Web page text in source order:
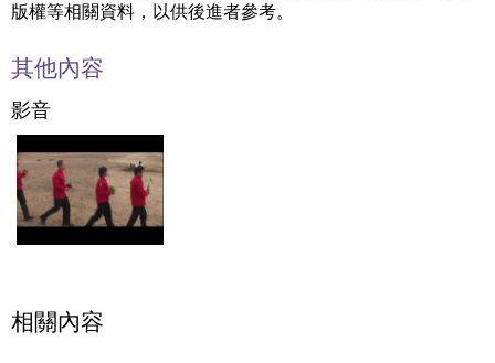
版權等相關資料，以供後進者參考。
其他內容
影音
相關內容